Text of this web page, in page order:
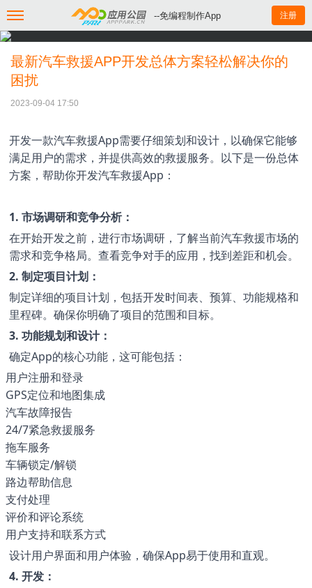
--免编程制作App 注册
最新汽车救援APP开发总体方案轻松解决你的
困扰
2023-09-04 17:50
开发一款汽车救援App需要仔细策划和设计，以确保它能够
满足用户的需求，并提供高效的救援服务。以下是一份总体
方案，帮助你开发汽车救援App：
1. 市场调研和竞争分析：
在开始开发之前，进行市场调研，了解当前汽车救援市场的
需求和竞争格局。查看竞争对手的应用，找到差距和机会。
2. 制定项目计划：
制定详细的项目计划，包括开发时间表、预算、功能规格和
里程碑。确保你明确了项目的范围和目标。
3. 功能规划和设计：
确定App的核心功能，这可能包括：
用户注册和登录
GPS定位和地图集成
汽车故障报告
24/7紧急救援服务
拖车服务
车辆锁定/解锁
路边帮助信息
支付处理
评价和评论系统
用户支持和联系方式
设计用户界面和用户体验，确保App易于使用和直观。
4. 开发：